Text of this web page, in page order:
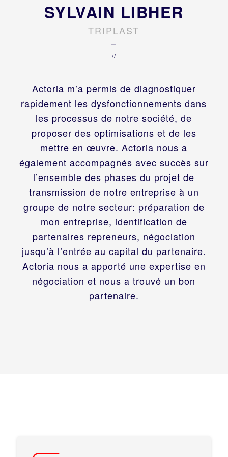
Actoria m’a permis de diagnostiquer
rapidement les dysfonctionnements dans
les processus de notre société, de
proposer des optimisations et de les
mettre en œuvre. Actoria nous a
également accompagnés avec succès sur
l’ensemble des phases du projet de
transmission de notre entreprise à un
groupe de notre secteur: préparation de
mon entreprise, identification de
partenaires repreneurs, négociation
jusqu’à l’entrée au capital du partenaire.
Actoria nous a apporté une expertise en
négociation et nous a trouvé un bon
partenaire.
SYLVAIN LIBHER
TRIPLAST
–
//